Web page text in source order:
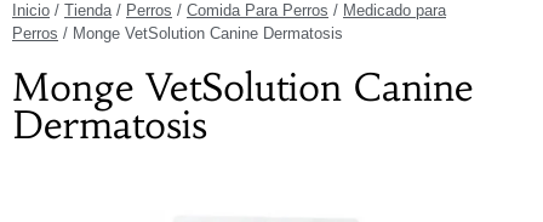
Inicio / Tienda/ Perros / Comida Para Perros / Medicado para
Perros / Monge VetSolution Canine Dermatosis
Monge VetSolution Canine
Dermatosis